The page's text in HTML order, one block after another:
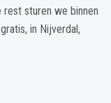
sturen we binnen
in Nijverdal,